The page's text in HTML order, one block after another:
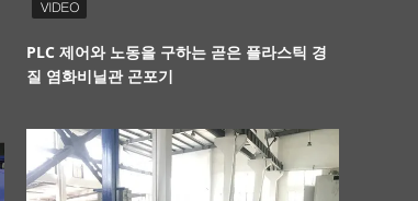
PLC 제어와 노동을 구하는 곧은 플라스틱 경
질 염화비닐관 곤포기